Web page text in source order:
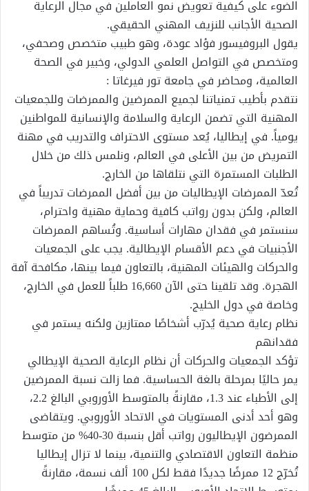
الضوء على كيفية تعويض نمو العاملين في مجال الرعاية
الصحية الأجانب للنزيف المهني الحقيقي.
يقول البروفيسور فؤاد عودة، وهو طبيب متخصص وصحفي،
ومتخصص في التواصل العلمي الدولي، وخبير في الصحة
العالمية، ومحاضر في جامعة تور فيرغاتا :
نتقدم بأطيب تمنياتنا لجميع الممرضين والممرضات وللجمعيات
المهنية التي تضمن الرعاية والسلامة والإنسانية للمواطنين
يومياً. في إيطاليا، يُعد مستوى الاحتراف والتدريب في مهنة
التمريض من بين الأعلى في العالم، ونلمس ذلك من خلال
الطلبات المستمرة التي نتلقاها من الخارج.
تُعدّ الممرضات الإيطاليات من بين أفضل الممرضات تدريباً في
العالم، ولكن بدون رواتب كافية وحماية مهنية واحترام،
سنستمر في فقدان مهارات أساسية. وتُساهم الممرضات
الأجنبيات في دعم الأقسام الإيطالية. يجب على الجمعيات
والحركات والهيئات المهنية، بالتعاون فيما بينها، مكافحة آفة
الهجرة. وقد تلقينا حتى الآن 16,660 طلباً للعمل في الخارج،
وخاصة في دول الخليج.
نظام رعاية صحية يُدرّب أشخاصًا ممتازين ولكنه يستمر في
فقدانهم
تؤكد الجمعيات والحركات أن نظام الرعاية الصحية الإيطالي
يمر حاليًا بمرحلة بالغة الحساسية. فما زالت نسبة الممرضين
إلى الأطباء عند 1.3، مقارنةً بالمتوسط الأوروبي البالغ 2.2،
وهو أحد أدنى المستويات في الاتحاد الأوروبي. ويتقاضى
الممرضون الإيطاليون رواتب أقل بنسبة 30-40% من متوسط
منظمة التعاون الاقتصادي والتنمية، بينما لا تزال إيطاليا
تُخرّج 12 ممرضًا جديدًا فقط لكل 100 ألف نسمة، مقارنةً